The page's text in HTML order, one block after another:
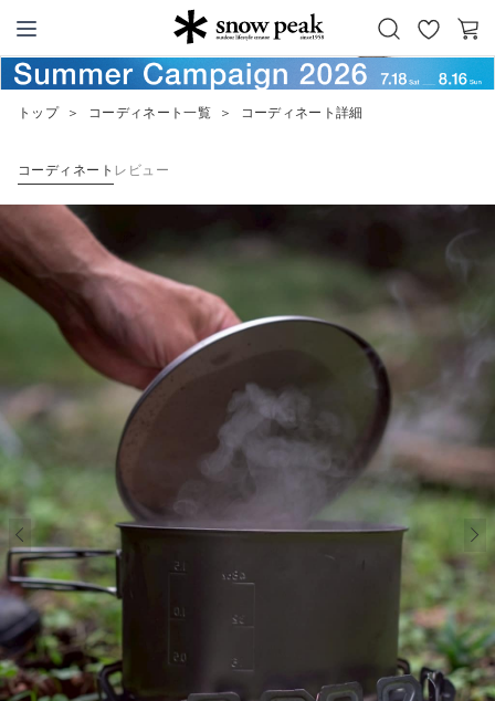
Snow Peak
お
気
カ
ー
トップ ＞ コーディネート一覧 ＞ コーディネート詳細
コーディネート レビュー